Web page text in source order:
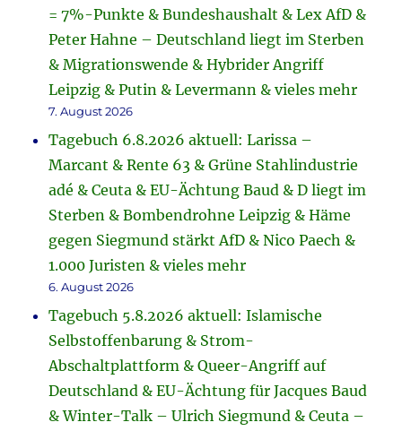
= 7%-Punkte & Bundeshaushalt & Lex AfD &
Peter Hahne – Deutschland liegt im Sterben
& Migrationswende & Hybrider Angriff
Leipzig & Putin & Levermann & vieles mehr
7. August 2026
Tagebuch 6.8.2026 aktuell: Larissa –
Marcant & Rente 63 & Grüne Stahlindustrie
adé & Ceuta & EU-Ächtung Baud & D liegt im
Sterben & Bombendrohne Leipzig & Häme
gegen Siegmund stärkt AfD & Nico Paech &
1.000 Juristen & vieles mehr
6. August 2026
Tagebuch 5.8.2026 aktuell: Islamische
Selbstoffenbarung & Strom-
Abschaltplattform & Queer-Angriff auf
Deutschland & EU-Ächtung für Jacques Baud
& Winter-Talk – Ulrich Siegmund & Ceuta –